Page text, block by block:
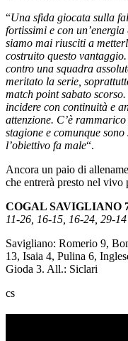
“Una sfida giocata sulla
fortissimi e con
siamo mai riusciti a
costruito questo
contro una squadra
meritato la serie,
match point sabato
incidere con continuità e
attenzione. C’è
stagione e comunque
l’obiettivo fa male“.
Ancora un paio di
che entrerà presto nel vivo
COGAL SAVIGLIANO
11-26, 16-15, 16-24, 29-14
Savigliano: Romerio 9,
13, Isaia 4, Pulina 6,
Gioda 3. All.: Siclari
cs